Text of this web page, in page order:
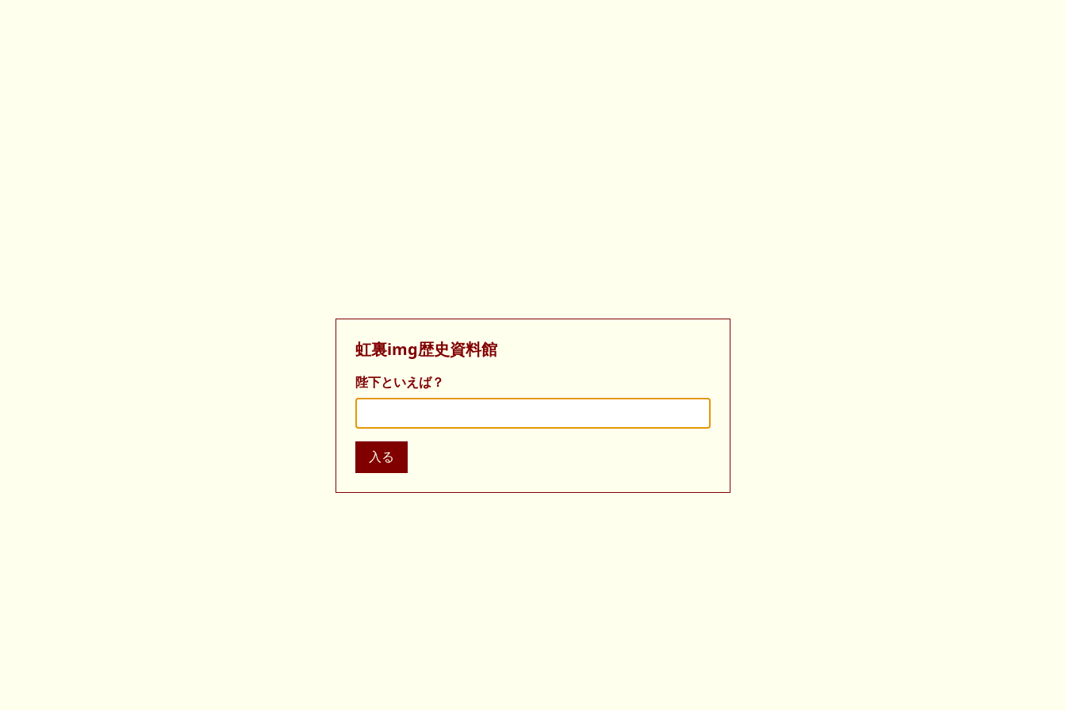
虹裏img歴史資料館
陛下といえば？
入る